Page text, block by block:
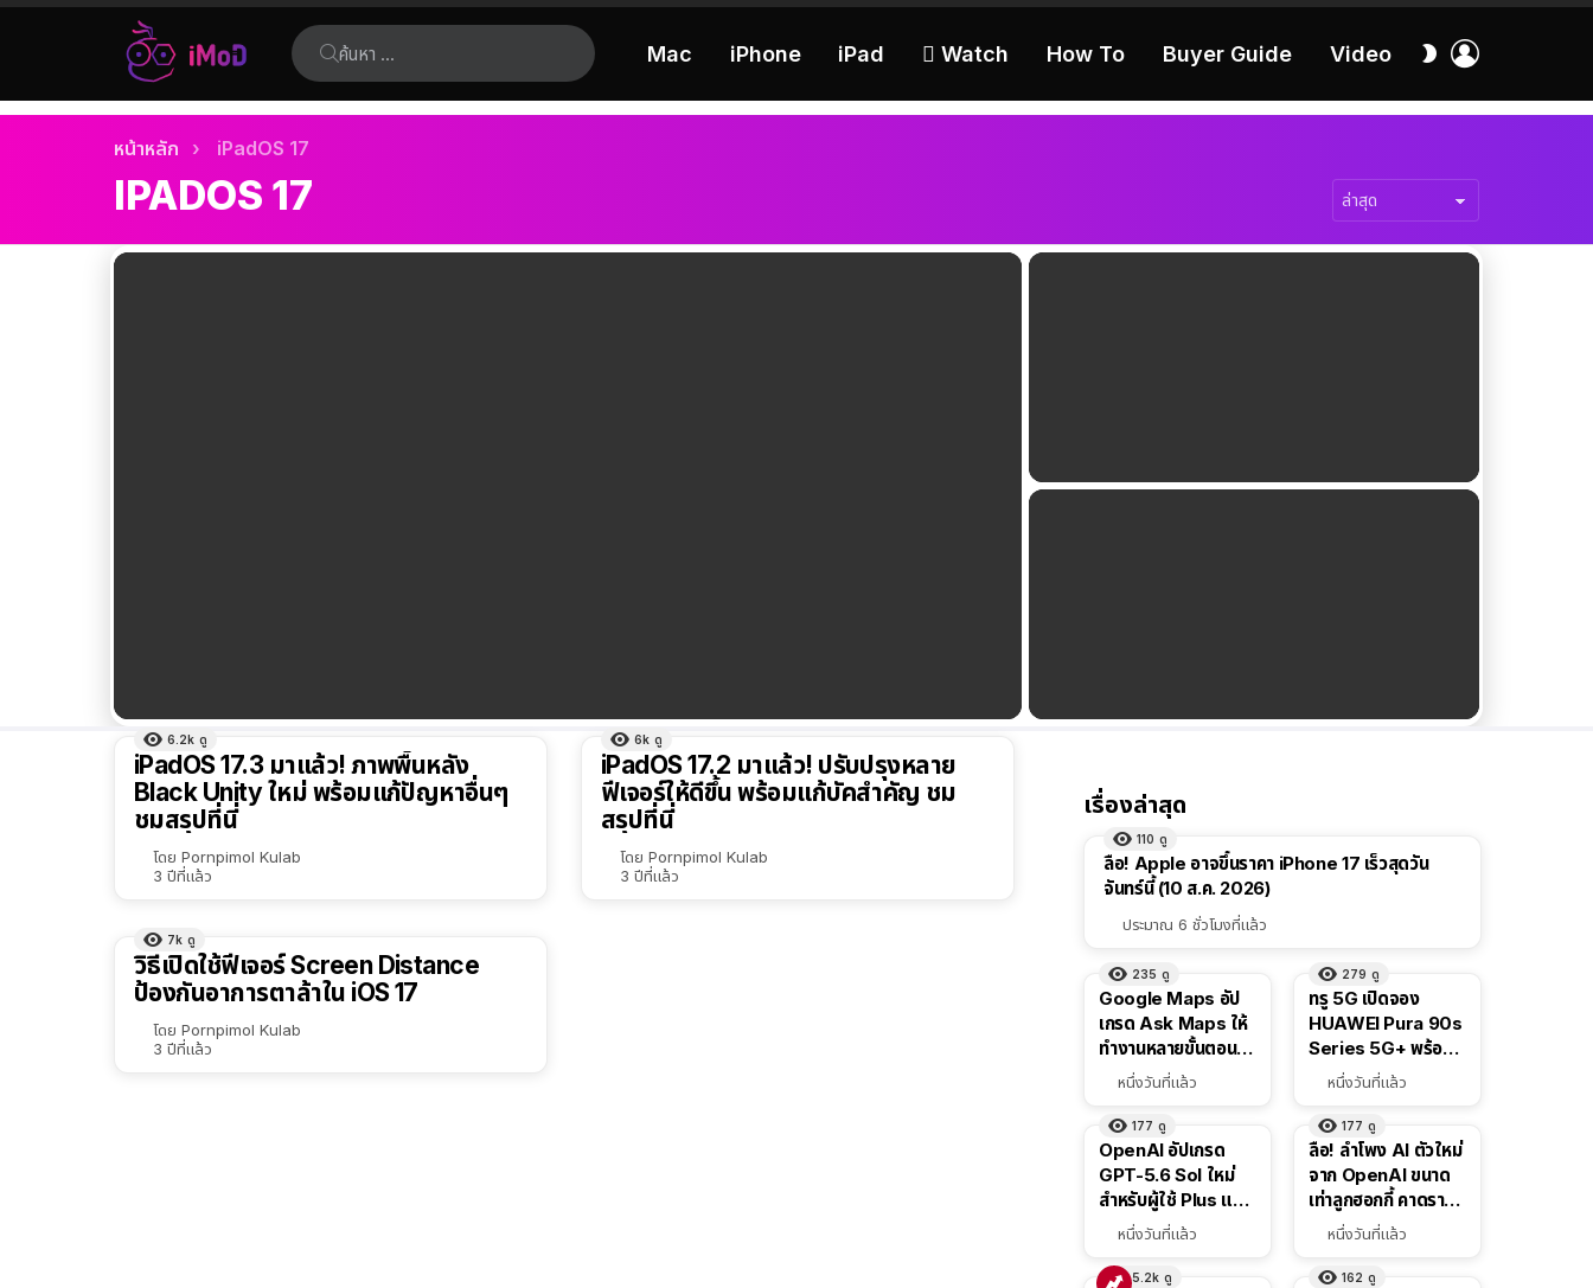
ค้นหา:
Mac iPhone iPad  Watch How To Buyer Guide Video
สลับ
เรื่อง
ล่าสุด
คุณอยู่ที่นี่:
หน้าหลัก iPadOS 17
IPADOS 17
เรื่อง
ผลลัพธ์
ทั้งหมด
เรียง
ตาม
6.2k ดู
iPadOS 17.3 มาแล้ว! ภาพพื้นหลัง
Black Unity ใหม่ พร้อมแก้ปัญหาอื่นๆ
ชมสรุปที่นี่
โดย Pornpimol Kulab
3 ปีที่แล้ว
6k ดู
iPadOS 17.2 มาแล้ว! ปรับปรุงหลาย
ฟีเจอร์ให้ดีขึ้น พร้อมแก้บัคสำคัญ ชม
สรุปที่นี่
โดย Pornpimol Kulab
3 ปีที่แล้ว
7k ดู
วิธีเปิดใช้ฟีเจอร์ Screen Distance
ป้องกันอาการตาล้าใน iOS 17
โดย Pornpimol Kulab
3 ปีที่แล้ว
เรื่องล่าสุด
110 ดู
ลือ! Apple อาจขึ้นราคา iPhone 17 เร็วสุดวัน
จันทร์นี้ (10 ส.ค. 2026)
ประมาณ 6 ชั่วโมงที่แล้ว
235 ดู
Google Maps อัป
เกรด Ask Maps ให้
ทำงานหลายขั้นตอนได้
เช่น สั่งอาหาร,
สาธารณะ
หนึ่งวันที่แล้ว
279 ดู
ทรู 5G เปิดจอง
HUAWEI Pura 90s
Series 5G+ พร้อม
ส่วนลดสูงสุด 19,400
หนึ่งวันที่แล้ว
177 ดู
OpenAI อัปเกรด
GPT-5.6 Sol ใหม่
สำหรับผู้ใช้ Plus และ
Pro และขยาย GPT-
หนึ่งวันที่แล้ว
177 ดู
ลือ! ลำโพง AI ตัวใหม่
จาก OpenAI ขนาด
เท่าลูกฮอกกี้ คาดราคา
เริ่มราว 10,000 บาท
หนึ่งวันที่แล้ว
5.2k ดู 162 ดู